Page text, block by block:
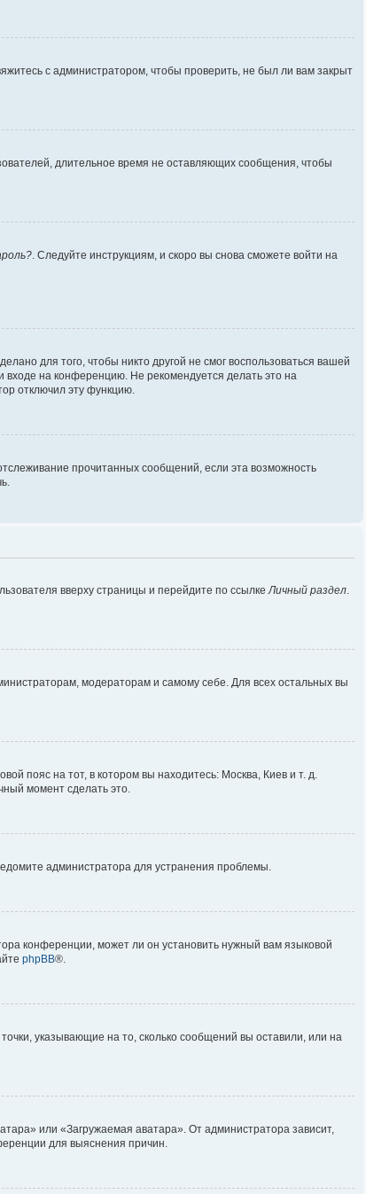
с администратором, чтобы проверить, не был ли вам закрыт
длительное время не оставляющих сообщения, чтобы
. Следуйте инструкциям, и скоро вы снова сможете войти на
для того, чтобы никто другой не смог воспользоваться вашей
входе на конференцию. Не рекомендуется делать это на
отключил эту функцию.
прочитанных сообщений, если эта возможность
вверху страницы и перейдите по ссылкеЛичный раздел.
модераторам и самому себе. Для всех остальных вы
пояс на тот, в котором вы находитесь: Москва, Киев и т. д.
момент сделать это.
администратора для устранения проблемы.
конференции, может ли он установить нужный вам языковой
phpBB®.
указывающие на то, сколько сообщений вы оставили, или на
или «Загружаемая аватара». От администратора зависит,
для выяснения причин.